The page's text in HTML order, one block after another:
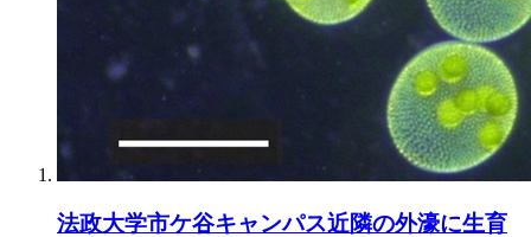
法政大学市ケ谷キャンパス近隣の外濠に生育